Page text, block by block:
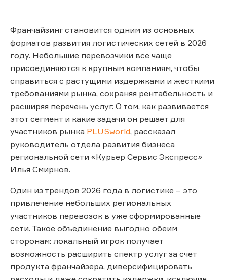
Франчайзинг становится одним из основных
форматов развития логистических сетей в 2026
году. Небольшие перевозчики все чаще
присоединяются к крупным компаниям, чтобы
справиться с растущими издержками и жесткими
требованиями рынка, сохраняя рентабельность и
расширяя перечень услуг. О том, как развивается
этот сегмент и какие задачи он решает для
участников рынка PLUSworld, рассказал
руководитель отдела развития бизнеса
региональной сети «Курьер Сервис Экспресс»
Илья Смирнов.
Один из трендов 2026 года в логистике – это
привлечение небольших региональных
участников перевозок в уже сформированные
сети. Такое объединение выгодно обеим
сторонам: локальный игрок получает
возможность расширить спектр услуг за счет
продукта франчайзера, диверсифицировать